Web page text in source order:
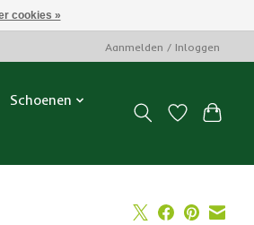
Aanmelden / Inloggen
Schoenen
cookies »